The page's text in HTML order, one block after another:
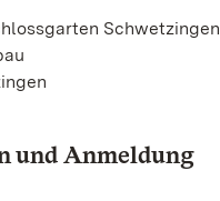
Schwetzingen
und Anmeldung